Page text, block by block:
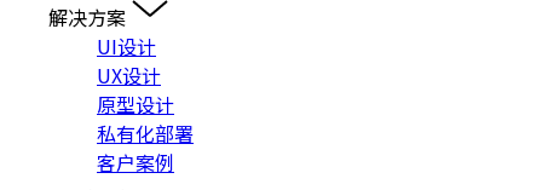
解决方案
UI设计
UX设计
原型设计
私有化部署
客户案例